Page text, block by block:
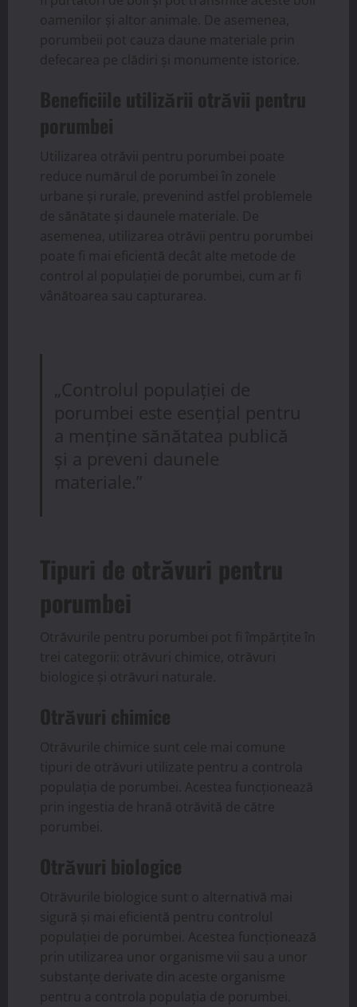
oamenilor și altor animale. De asemenea,
porumbeii pot cauza daune materiale prin
defecarea pe clădiri și monumente istorice.
Beneficiile utilizării otrăvii pentru
porumbei
Utilizarea otrăvii pentru porumbei poate
reduce numărul de porumbei în zonele
urbane și rurale, prevenind astfel problemele
de sănătate și daunele materiale. De
asemenea, utilizarea otrăvii pentru porumbei
poate fi mai eficientă decât alte metode de
control al populației de porumbei, cum ar fi
vânătoarea sau capturarea.
„Controlul populației de
porumbei este esențial pentru
a menține sănătatea publică
și a preveni daunele
materiale.”
Tipuri de otrăvuri pentru
porumbei
Otrăvurile pentru porumbei pot fi împărțite în
trei categorii: otrăvuri chimice, otrăvuri
biologice și otrăvuri naturale.
Otrăvuri chimice
Otrăvurile chimice sunt cele mai comune
tipuri de otrăvuri utilizate pentru a controla
populația de porumbei. Acestea funcționează
prin ingestia de hrană otrăvită de către
porumbei.
Otrăvuri biologice
Otrăvurile biologice sunt o alternativă mai
sigură și mai eficientă pentru controlul
populației de porumbei. Acestea funcționează
prin utilizarea unor organisme vii sau a unor
substanțe derivate din aceste organisme
pentru a controla populația de porumbei.